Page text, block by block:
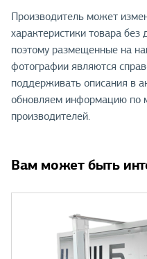
Производитель может
характеристики товара
поэтому размещенные на
фотографии являются
поддерживать описания в
обновляем информацию по
производителей.
Вам может быть